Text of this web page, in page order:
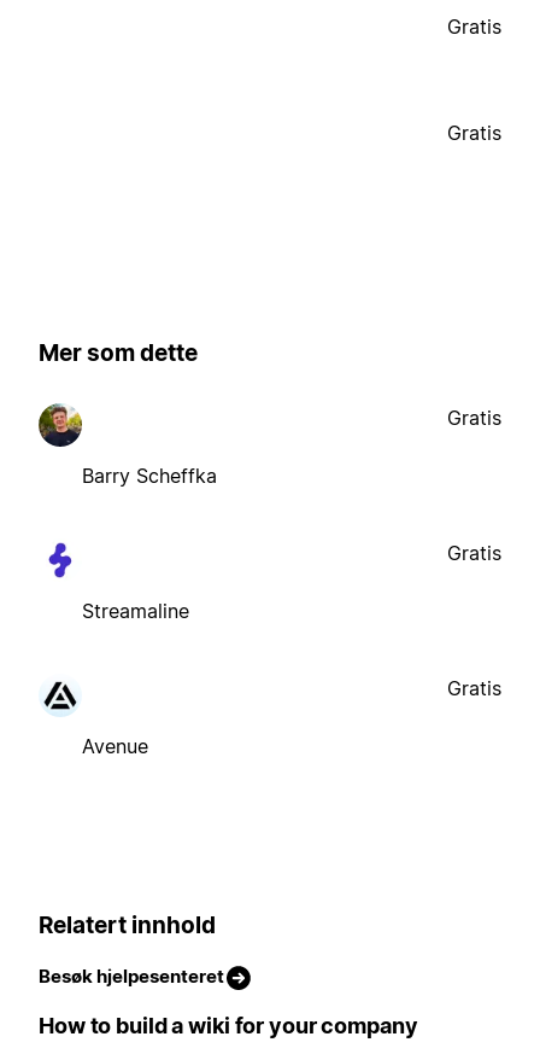
Gratis
Gratis
Mer som dette
Barry Scheffka
Gratis
Streamaline
Gratis
Avenue
Gratis
Relatert innhold
Besøk hjelpesenteret
How to build a wiki for your company